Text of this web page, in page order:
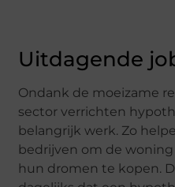
Uitdagende
Ondank de moeizame
sector verrichten
belangrijk werk. Zo
bedrijven om de
hun dromen te kopen.